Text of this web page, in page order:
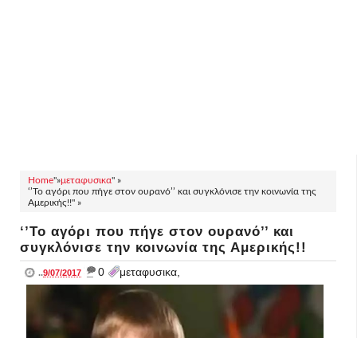
Home"»μεταφυσικα" »
‘’Το αγόρι που πήγε στον ουρανό’’ και συγκλόνισε την κοινωνία της
Αμερικής!!" »
‘’Το αγόρι που πήγε στον ουρανό’’ και
συγκλόνισε την κοινωνία της Αμερικής!!
..9/07/2017 _ 0 μεταφυσικα,